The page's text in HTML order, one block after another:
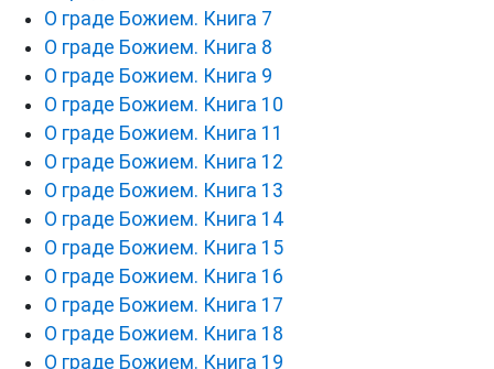
О граде Божием. Книга 7
О граде Божием. Книга 8
О граде Божием. Книга 9
О граде Божием. Книга 10
О граде Божием. Книга 11
О граде Божием. Книга 12
О граде Божием. Книга 13
О граде Божием. Книга 14
О граде Божием. Книга 15
О граде Божием. Книга 16
О граде Божием. Книга 17
О граде Божием. Книга 18
О граде Божием. Книга 19